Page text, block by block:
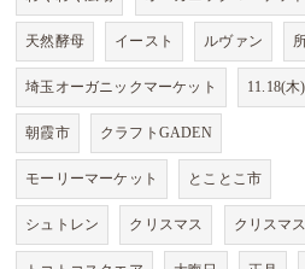
天然酵母 イースト ルヴァン
埼玉オーガニックマーケット 11.18(木)
朝霞市 クラフトGADEN
モーリーマーケット とことこ市
シュトレン クリスマス クリスマ